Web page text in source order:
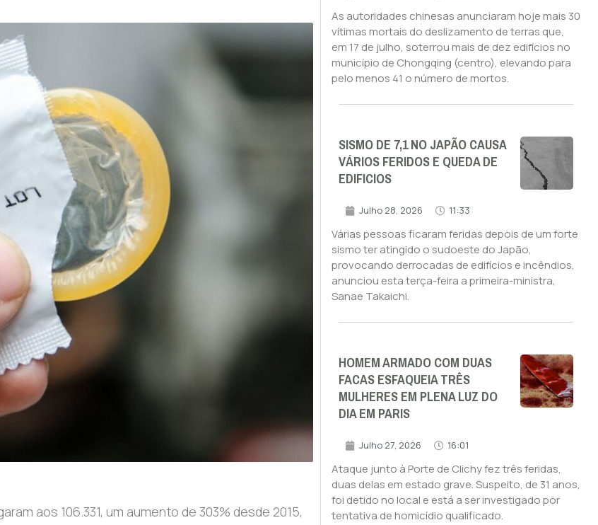
aos 106.331, um aumento de 303% desde 2015,
As autoridades chinesas anunciaram hoje mais 30
vítimas mortais do deslizamento de terras que,
em 17 de julho, soterrou mais de dez edifícios no
município de Chongqing (centro), elevando para
pelo menos 41 o número de mortos.
SISMO DE 7,1 NO JAPÃO CAUSA
VÁRIOS FERIDOS E QUEDA DE
EDIFICIOS
Julho 28, 2026 11:33
Várias pessoas ficaram feridas depois de um forte
sismo ter atingido o sudoeste do Japão,
provocando derrocadas de edifícios e incêndios,
anunciou esta terça-feira a primeira-ministra,
Sanae Takaichi.
HOMEM ARMADO COM DUAS
FACAS ESFAQUEIA TRÊS
MULHERES EM PLENA LUZ DO
DIA EM PARIS
Julho 27, 2026 16:01
Ataque junto à Porte de Clichy fez três feridas,
duas delas em estado grave. Suspeito, de 31 anos,
foi detido no local e está a ser investigado por
tentativa de homicídio qualificado.